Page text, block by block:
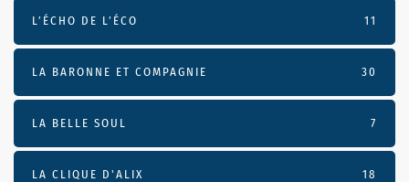
L’ÉCHO DE L’ÉCO 11
LA BARONNE ET COMPAGNIE 30
LA BELLE SOUL 7
LA CLIQUE D'ALIX 18